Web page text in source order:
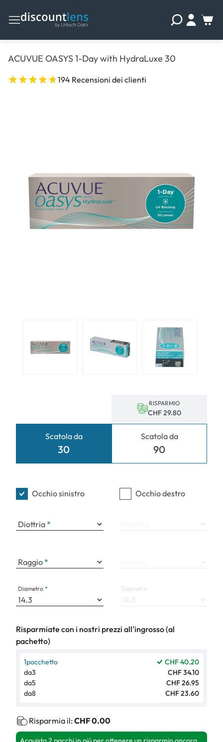
ACUVUE OASYS 1-Day with HydraLuxe 30
194 Recensioni dei clienti
Scatola da
30
RISPARMIO
CHF 29.80
Scatola da
90
Occhio sinistro
Diottria
Raggio
Diametro
Occhio destro
Diametro
Risparmiate con i nostri prezzi all'ingrosso (al
pachetto)
1pacchetto
CHF 40.20
da3
CHF 34.10
da5
CHF 26.95
da8 CHF 23.60
Risparmia il: CHF 0.00